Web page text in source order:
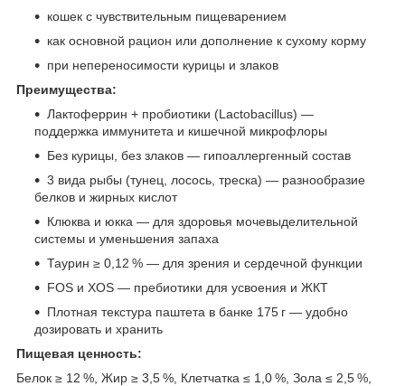
кошек с чувствительным пищеварением
как основной рацион или дополнение к сухому корму
при непереносимости курицы и злаков
Преимущества:
Лактоферрин + пробиотики (Lactobacillus) —
поддержка иммунитета и кишечной микрофлоры
Без курицы, без злаков — гипоаллергенный состав
3 вида рыбы (тунец, лосось, треска) — разнообразие
белков и жирных кислот
Клюква и юкка — для здоровья мочевыделительной
системы и уменьшения запаха
Таурин ≥ 0,12 % — для зрения и сердечной функции
FOS и XOS — пребиотики для усвоения и ЖКТ
Плотная текстура паштета в банке 175 г — удобно
дозировать и хранить
Пищевая ценность:
Белок ≥ 12 %, Жир ≥ 3,5 %, Клетчатка ≤ 1,0 %, Зола ≤ 2,5 %,